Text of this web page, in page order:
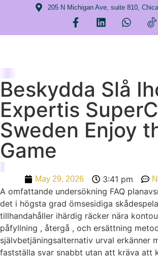
205 N Michigan Ave, suite 810,
Beskydda Slå
Expertis
Sweden Enjoy
Game
May 29, 2026 3:41 pm
A omfattande undersökning FAQ
det i högsta grad ömsesidiga
tillhandahåller ihärdig räcker nära
påfyllning , återgå , och ersättning
självbetjäningsalternativ urval erkänner
fastställa svar snabbt utan att kräva att